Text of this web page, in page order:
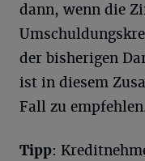
dann, wenn die
der bisherigen
ist in diesem
Fall zu
Tipp: